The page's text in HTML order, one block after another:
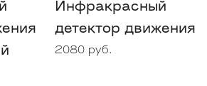
Инфракрасный
детектор движения
2080 руб.